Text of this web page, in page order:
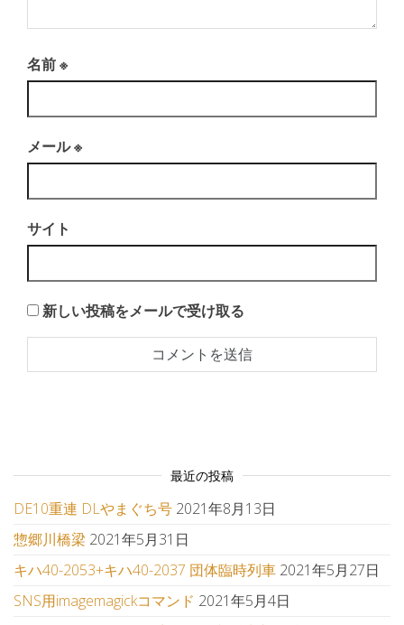
名前※
メール※
サイト
新しい投稿をメールで受け取る
最近の投稿
DE10重連 DLやまぐち号 2021年8月13日
惣郷川橋梁 2021年5月31日
キハ40-2053+キハ40-2037 団体臨時列車 2021年5月27日
SNS用imagemagickコマンド 2021年5月4日